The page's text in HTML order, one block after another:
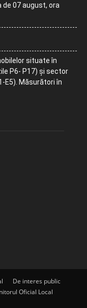
07 august, ora
situate în
P6- P17) și sector
E5). Măsurători în
De interes public
Oficial Local